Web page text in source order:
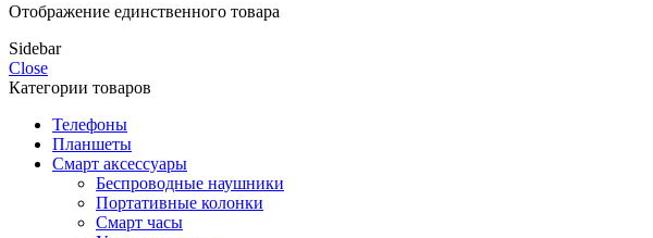
Отображение единственного товара
Sidebar
Close
Категории товаров
Телефоны
Планшеты
Смарт аксессуары
Беспроводные наушники
Портативные колонки
Смарт часы